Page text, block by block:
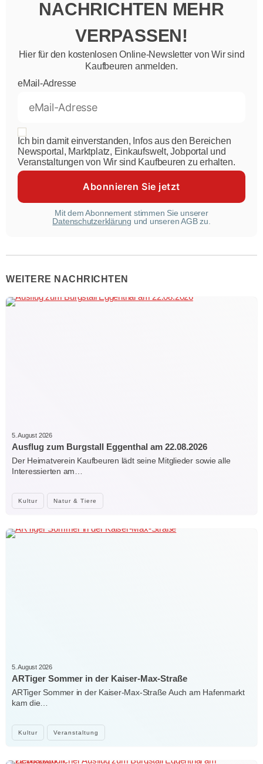
NACHRICHTEN MEHR
VERPASSEN!
Hier für den kostenlosen Online-Newsletter von Wir sind
Kaufbeuren anmelden.
eMail-Adresse
Ich bin damit einverstanden, Infos aus den Bereichen
Newsportal, Marktplatz, Einkaufswelt, Jobportal und
Veranstaltungen von Wir sind Kaufbeuren zu erhalten.
Mit dem Abonnement stimmen Sie unserer
Datenschutzerklärung und unseren AGB zu.
WEITERE NACHRICHTEN
Kultur Natur & Tiere
5. August 2026
Ausflug zum Burgstall Eggenthal am 22.08.2026
Der Heimatverein Kaufbeuren lädt seine Mitglieder sowie alle
Interessierten am…
Kultur Veranstaltung
5. August 2026
ARTiger Sommer in der Kaiser-Max-Straße
ARTiger Sommer in der Kaiser-Max-Straße Auch am Hafenmarkt
kam die…